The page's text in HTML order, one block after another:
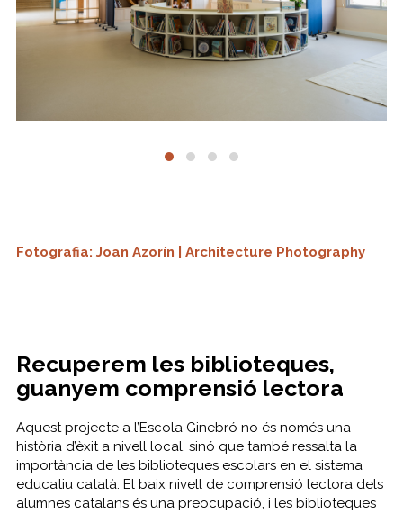
Fotografia: Joan Azorín | Architecture Photography
Recuperem les biblioteques,
guanyem comprensió lectora
Aquest projecte a l’Escola Ginebró no és només una
història d’èxit a nivell local, sinó que també ressalta la
importància de les biblioteques escolars en el sistema
educatiu català. El baix nivell de comprensió lectora dels
alumnes catalans és una preocupació, i les biblioteques